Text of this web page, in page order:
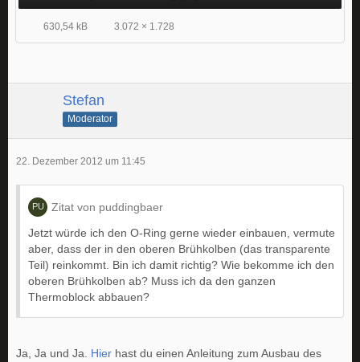
630,54 kB 3.072 × 1.728
Stefan
Moderator
22. Dezember 2012 um 11:45
Zitat von puddingbaer
Jetzt würde ich den O-Ring gerne wieder einbauen, vermute
aber, dass der in den oberen Brühkolben (das transparente
Teil) reinkommt. Bin ich damit richtig? Wie bekomme ich den
oberen Brühkolben ab? Muss ich da den ganzen
Thermoblock abbauen?
Ja, Ja und Ja. Hier hast du einen Anleitung zum Ausbau des